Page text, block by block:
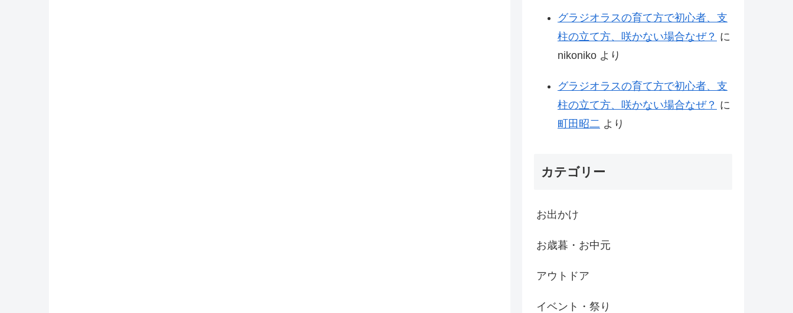
グラジオラスの育て方で初心者、支
柱の立て方、咲かない場合なぜ？ に
nikoniko より
グラジオラスの育て方で初心者、支
柱の立て方、咲かない場合なぜ？ に
町田昭二 より
カテゴリー
お出かけ
お歳暮・お中元
アウトドア
イベント・祭り